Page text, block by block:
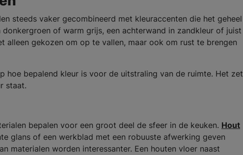
steeds vaker gecombineerd met kleuraccenten die het geheel
of warm grijs, een achterwand in zandkleur of juist
alleen gekozen om op te vallen, maar ook om rust te brengen
hoe bepalend kleur is voor de uitstraling van de ruimte. Het zet
staat.
bepalen voor een groot deel de sfeer in de keuken. Hout
glans of een werkblad met een robuuste afwerking geven
materialen worden interessanter. Een houten vloer naast